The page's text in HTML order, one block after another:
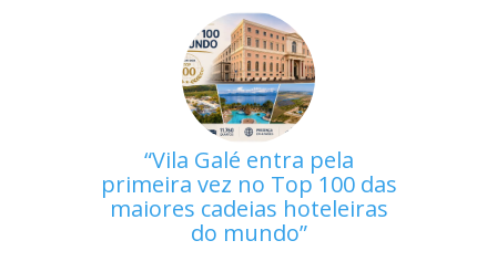
Vila Galé entra pela
primeira vez no Top 100 das
maiores cadeias hoteleiras
do mundo